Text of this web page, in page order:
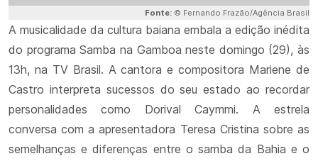
Fonte: © Fernando Frazão/Agência Brasil
A musicalidade da cultura baiana embala a edição inédita
do programa Samba na Gamboa neste domingo (29), às
13h, na TV Brasil. A cantora e compositora Mariene de
Castro interpreta sucessos do seu estado ao recordar
personalidades como Dorival Caymmi. A estrela
conversa com a apresentadora Teresa Cristina sobre as
semelhanças e diferenças entre o samba da Bahia e o